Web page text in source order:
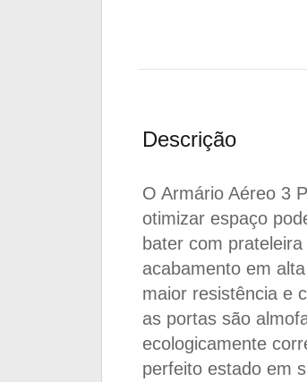
Descrição
O Armário Aéreo 3
otimizar espaço
bater com
acabamento em
maior resistência e
as portas são
ecologicamente
perfeito estado em